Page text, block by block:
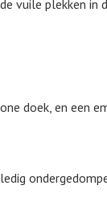
vuile plekken in
doek, en een